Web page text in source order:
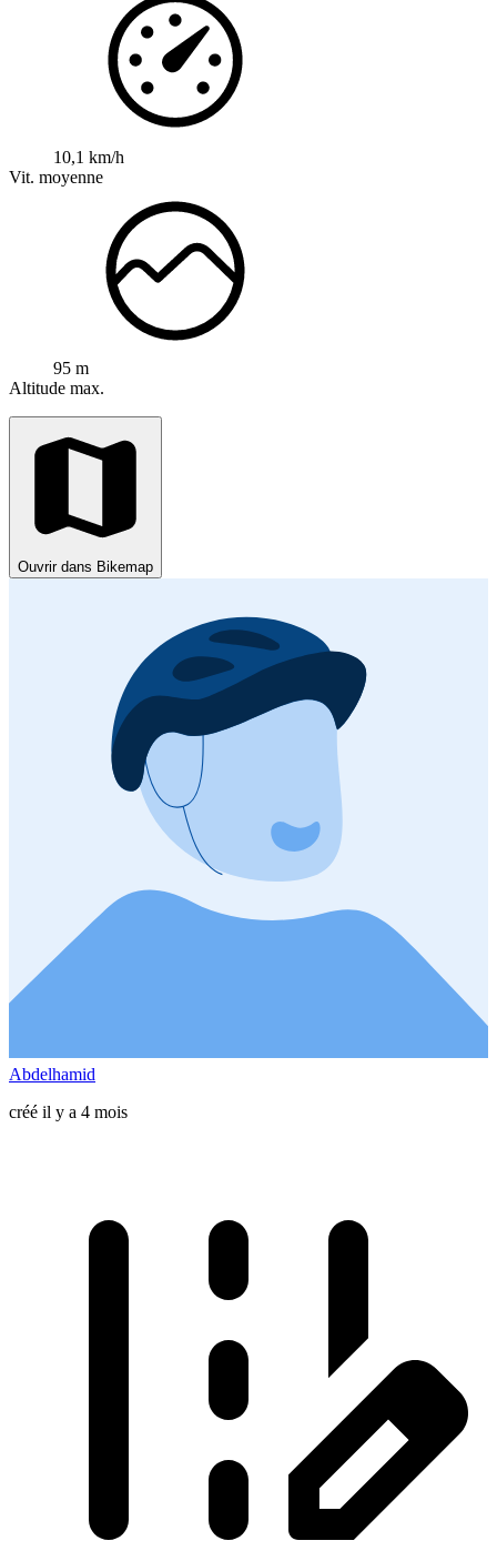
10,1 km/h
Vit. moyenne
95 m
Altitude max.
Ouvrir dans Bikemap
Abdelhamid
créé il y a 4 mois